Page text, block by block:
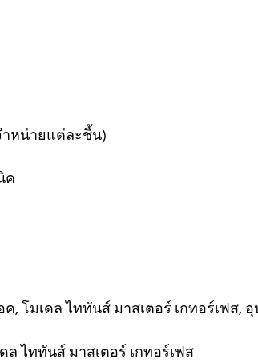
ำหน่ายแต่ละชิ้น)
ค
โมเดล ไททันส์ มาสเตอร์ เกทอร์เฟส,
ไททันส์ มาสเตอร์ เกทอร์เฟส